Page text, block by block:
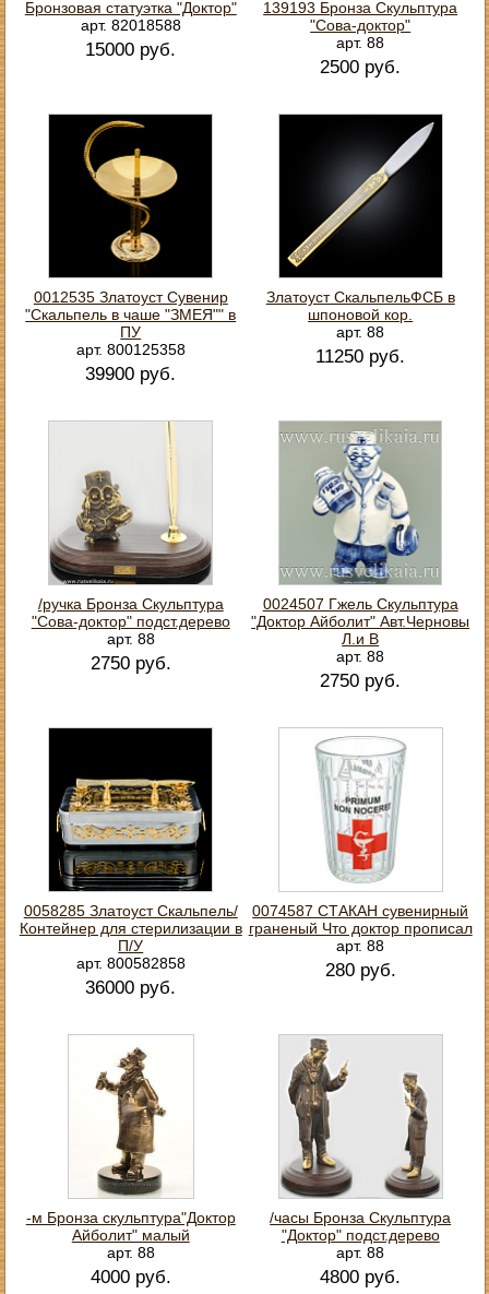
Бронзовая статуэтка "Доктор"
арт. 82018588
15000 руб.
139193 Бронза Скульптура
"Сова-доктор"
арт. 88
2500 руб.
0012535 Златоуст Сувенир
"Скальпель в чаше "ЗМЕЯ"" в
ПУ
арт. 800125358
39900 руб.
Златоуст СкальпельФСБ в
шпоновой кор.
арт. 88
11250 руб.
/ручка Бронза Скульптура
"Сова-доктор" подст.дерево
арт. 88
2750 руб.
0024507 Гжель Скульптура
"Доктор Айболит" Авт.Черновы
Л.и В
арт. 88
2750 руб.
0058285 Златоуст Скальпель/
Контейнер для стерилизации в
П/У
арт. 800582858
36000 руб.
0074587 СТАКАН сувенирный
граненый Что доктор прописал
арт. 88
280 руб.
-м Бронза скульптура"Доктор
Айболит" малый
арт. 88
4000 руб.
/часы Бронза Скульптура
"Доктор" подст.дерево
арт. 88
4800 руб.